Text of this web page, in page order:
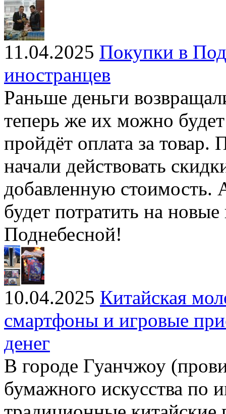
11.04.2025 Покупки в
иностранцев
Раньше деньги
теперь же их можно будет
пройдёт оплата за товар.
начали действовать
добавленную стоимость.
будет потратить на
Поднебесной!
10.04.2025 Китайская
смартфоны и игровые
денег
В городе Гуанчжоу
бумажного искусства по